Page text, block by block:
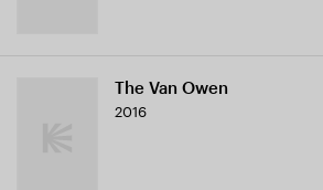
The Van Owen
2016